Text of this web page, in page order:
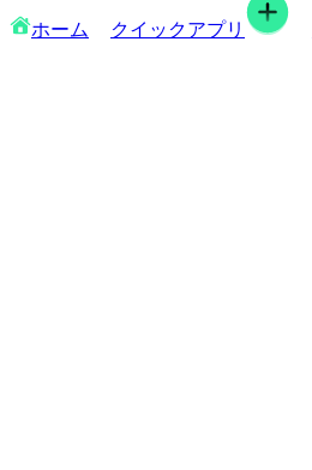
ホーム クイックアプリ